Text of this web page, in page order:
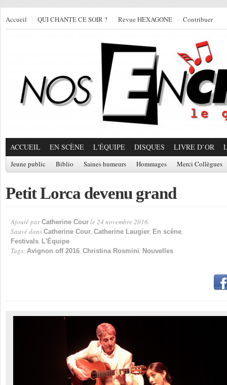
Accueil QUI CHANTE CE SOIR ? Revue HEXAGONE Contribuer
ACCUEIL EN SCÈNE L'ÉQUIPE DISQUES LIVRE D’OR
Jeune public Biblio Saines humeurs Hommages Merci Collègues
Petit Lorca devenu grand
Ajouté par Catherine Cour le 24 novembre 2016.
Sauvé dans Catherine Cour, Catherine Laugier, En scène,
Festivals, L'Équipe
Tags: Avignon off 2016, Christina Rosmini, Nouvelles